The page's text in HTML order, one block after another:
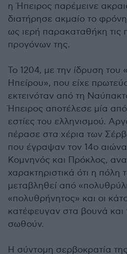
η Ήπειρος παρέμεινε
διατήρησε ακμαίο το
ως ιερή παρακαταθήκη τις
προγόνων της.
Το 1204, με την ίδρυση του
Ηπείρου», που είχε
εκτεινόταν από τη
Ήπειρος αποτέλεσε μία από
εστίες του ελληνισμού.
πέρασε στα χέρια των
που έγραψαν τον 14ο αιώνα
Κομνηνός και Πρόκλος,
χαρακτηριστικά ότι η πόλη
μεταβληθεί από
«πολυθρήνητος» και οι
κατέφευγαν στα βουνά και
σωθούν.
Η σύντομη σερβοκρατία